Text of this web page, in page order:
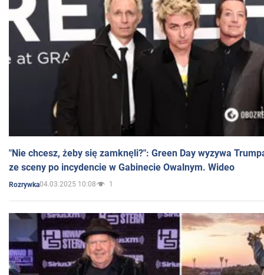
"Nie chcesz, żeby się zamknęli?": Green Day wyzywa
ze sceny po incydencie w Gabinecie Owalnym. Wideo
Rozrywka04.03.2025 10:08 1